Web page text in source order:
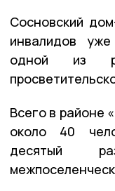
Сосновский
инвалидов
одной из
Всего в районе
около 40
десятый